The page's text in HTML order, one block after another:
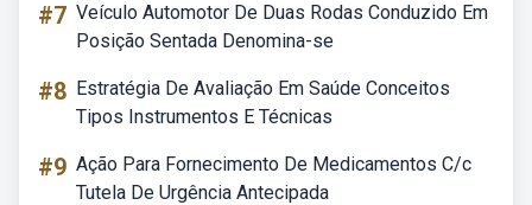
#7 Veículo Automotor De Duas Rodas Conduzido Em
Posição Sentada Denomina-se
#8 Estratégia De Avaliação Em Saúde Conceitos
Tipos Instrumentos E Técnicas
#9 Ação Para Fornecimento De Medicamentos C/c
Tutela De Urgência Antecipada